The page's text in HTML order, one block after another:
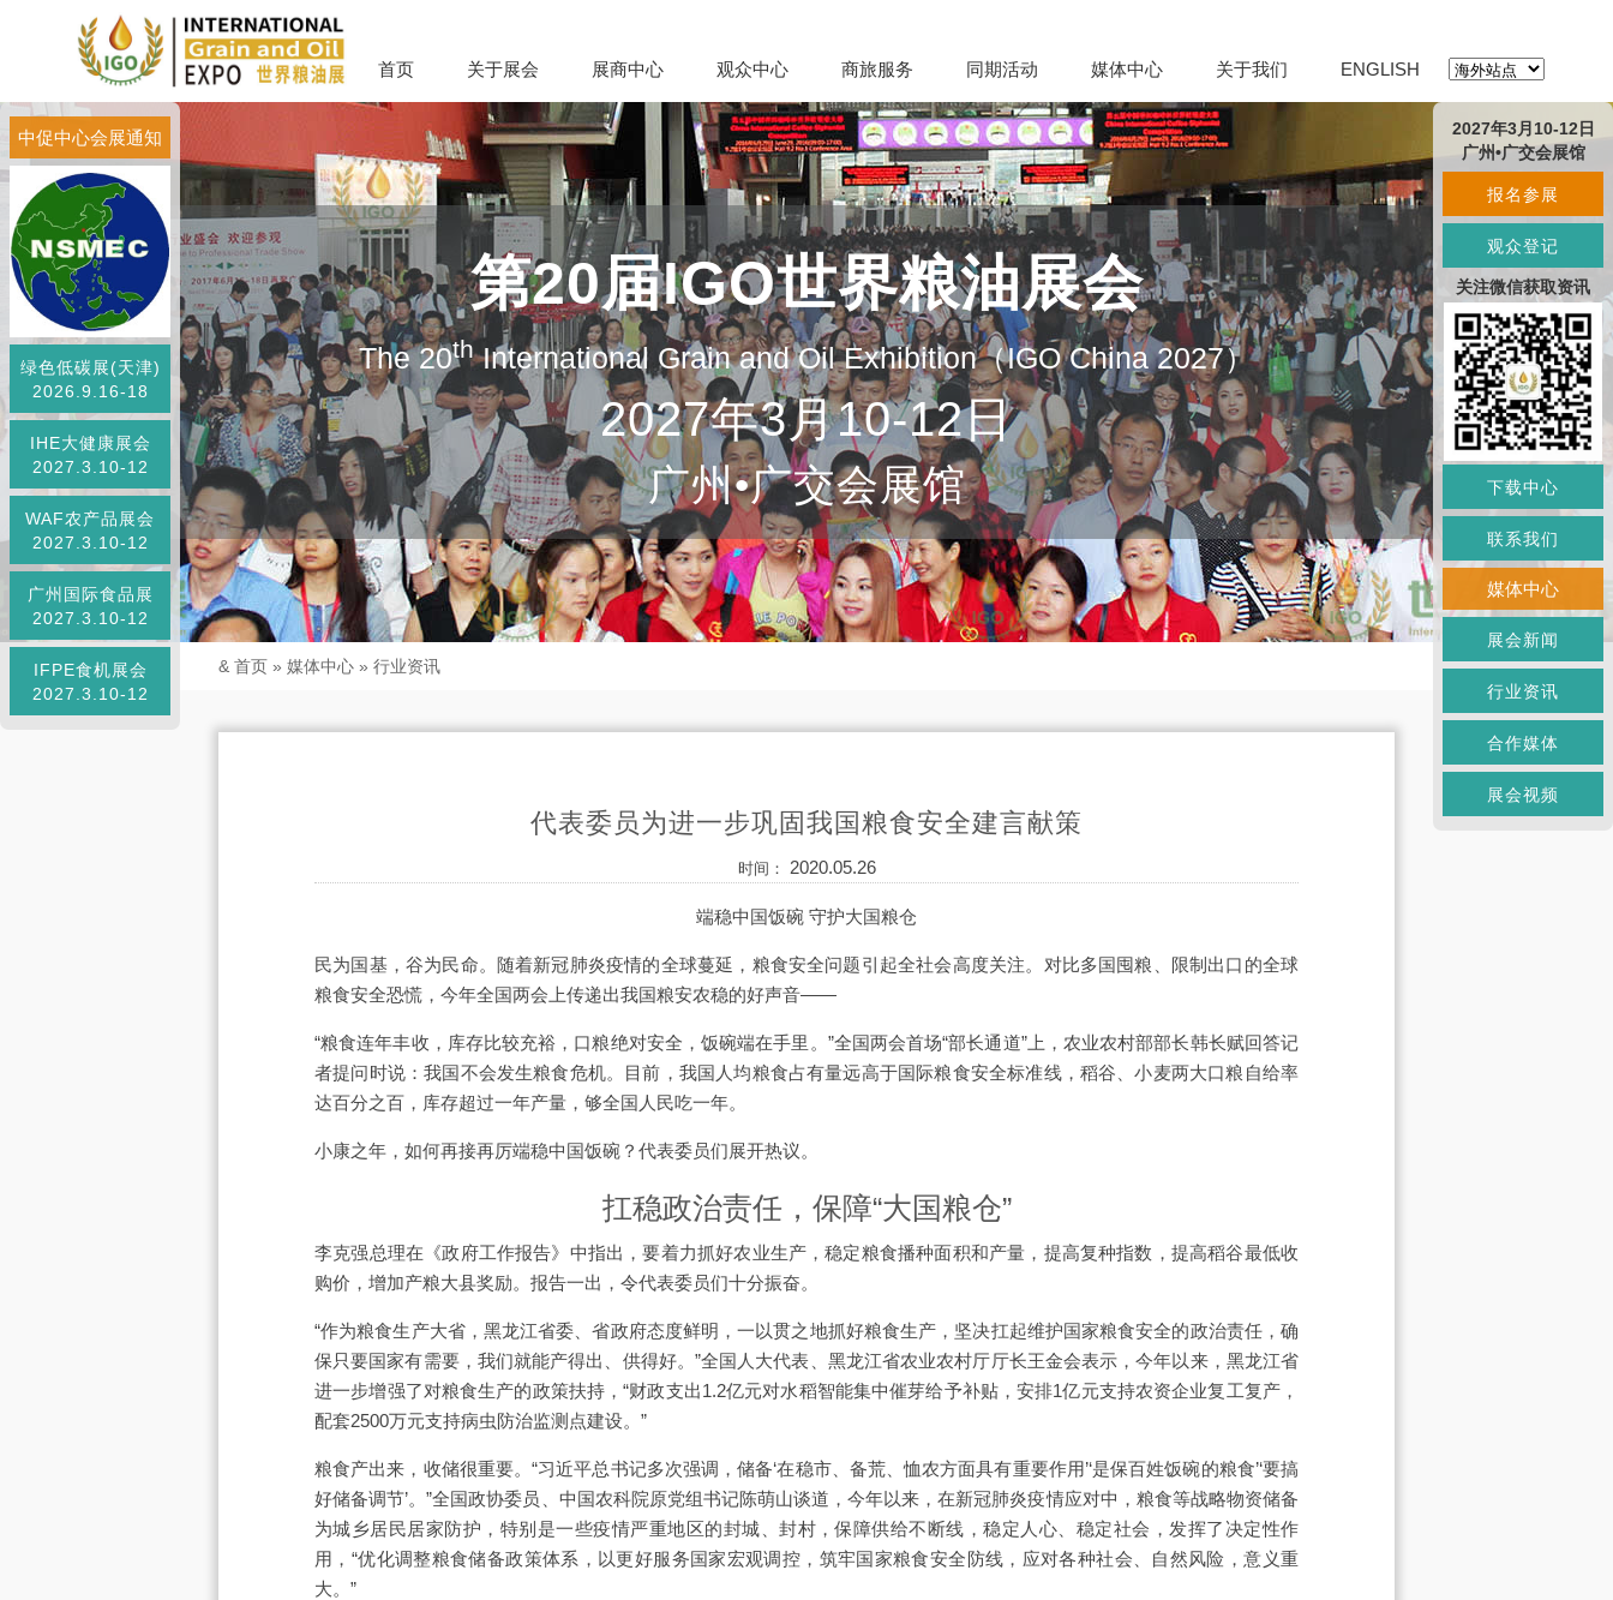
首页 关于展会 展商中心 观众中心 商旅服务 同期活动 媒体中心 关于我们 ENGLISH
第20届IGO世界粮油展会
The 20thInternational Grain and Oil Exhibition（IGO China 2027）
2027年3月10-12日
广州•广交会展馆
中促中心会展通知
绿色低碳展(天津)
2026.9.16-18
IHE大健康展会
2027.3.10-12
WAF农产品展会
2027.3.10-12
广州国际食品展
2027.3.10-12
IFPE食机展会
2027.3.10-12
& 首页 » 媒体中心 » 行业资讯
代表委员为进一步巩固我国粮食安全建言献策
时间： 2020.05.26
端稳中国饭碗 守护大国粮仓
民为国基，谷为民命。随着新冠肺炎疫情的全球蔓延，粮食安全问题引起全社会高度关注。对比多国囤粮、限制出口的全球
粮食安全恐慌，今年全国两会上传递出我国粮安农稳的好声音——
“粮食连年丰收，库存比较充裕，口粮绝对安全，饭碗端在手里。”全国两会首场“部长通道”上，农业农村部部长韩长赋回答记
者提问时说：我国不会发生粮食危机。目前，我国人均粮食占有量远高于国际粮食安全标准线，稻谷、小麦两大口粮自给率
达百分之百，库存超过一年产量，够全国人民吃一年。
小康之年，如何再接再厉端稳中国饭碗？代表委员们展开热议。
扛稳政治责任，保障“大国粮仓”
李克强总理在《政府工作报告》中指出，要着力抓好农业生产，稳定粮食播种面积和产量，提高复种指数，提高稻谷最低收
购价，增加产粮大县奖励。报告一出，令代表委员们十分振奋。
“作为粮食生产大省，黑龙江省委、省政府态度鲜明，一以贯之地抓好粮食生产，坚决扛起维护国家粮食安全的政治责任，确
保只要国家有需要，我们就能产得出、供得好。”全国人大代表、黑龙江省农业农村厅厅长王金会表示，今年以来，黑龙江省
进一步增强了对粮食生产的政策扶持，“财政支出1.2亿元对水稻智能集中催芽给予补贴，安排1亿元支持农资企业复工复产，
配套2500万元支持病虫防治监测点建设。”
粮食产出来，收储很重要。“习近平总书记多次强调，储备‘在稳市、备荒、恤农方面具有重要作用’‘是保百姓饭碗的粮食’‘要搞
好储备调节’。”全国政协委员、中国农科院原党组书记陈萌山谈道，今年以来，在新冠肺炎疫情应对中，粮食等战略物资储备
为城乡居民居家防护，特别是一些疫情严重地区的封城、封村，保障供给不断线，稳定人心、稳定社会，发挥了决定性作
用，“优化调整粮食储备政策体系，以更好服务国家宏观调控，筑牢国家粮食安全防线，应对各种社会、自然风险，意义重
大。”
2027年3月10-12日
广州•广交会展馆
报名参展
观众登记
关注微信获取资讯
下载中心
联系我们
媒体中心
展会新闻
行业资讯
合作媒体
展会视频